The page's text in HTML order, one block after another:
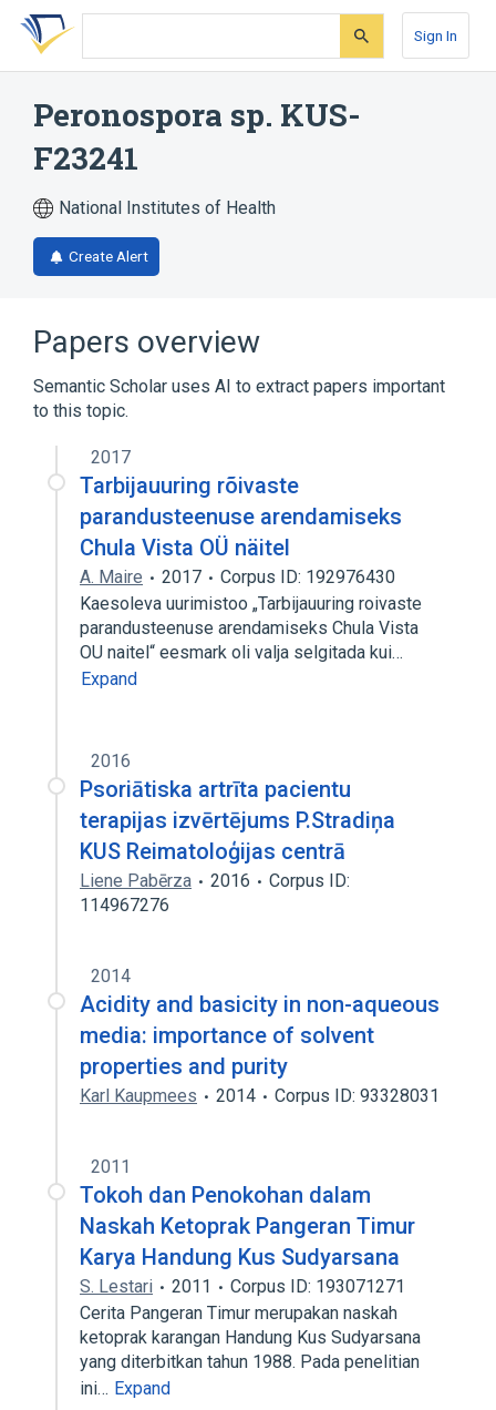
Skip
search
Skip
Skip
account
Sign In
Peronospora sp. KUS-
F23241
National Institutes of Health
Create Alert
Papers overview
Semantic Scholar uses AI to extract papers important
to this topic.
2017
Tarbijauuring rõivaste
parandusteenuse arendamiseks
Chula Vista OÜ näitel
A. Maire 2017
Corpus ID: 192976430
Kaesoleva uurimistoo „Tarbijauuring roivaste
parandusteenuse arendamiseks Chula Vista
OU naitel“ eesmark oli valja selgitada kui…
Expand
2016
Psoriātiska artrīta pacientu
terapijas izvērtējums P.Stradiņa
KUS Reimatoloģijas centrā
Liene Pabērza 2016
Corpus ID:
114967276
2014
Acidity and basicity in non-aqueous
media: importance of solvent
properties and purity
Karl Kaupmees 2014 Corpus ID: 93328031
2011
Tokoh dan Penokohan dalam
Naskah Ketoprak Pangeran Timur
Karya Handung Kus Sudyarsana
S. Lestari 2011
Corpus ID: 193071271
Cerita Pangeran Timur merupakan naskah
ketoprak karangan Handung Kus Sudyarsana
yang diterbitkan tahun 1988. Pada penelitian
ini… Expand